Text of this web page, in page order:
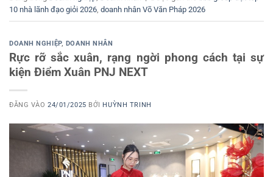
10 nhà lãnh đạo giỏi 2026, doanh nhân Võ Văn Pháp 2026
DOANH NGHIỆP, DOANH NHÂN
Rực rỡ sắc xuân, rạng ngời phong cách tại sự
kiện Điểm Xuân PNJ NEXT
ĐĂNG VÀO24/01/2025 BỞI HUỲNH TRINH